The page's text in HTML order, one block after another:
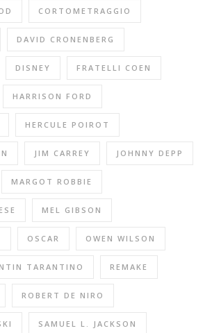
CORTOMETRAGGIO
DAVID CRONENBERG
DISNEY FRATELLI COEN
HARRISON FORD
HERCULE POIROT
JIM CARREY JOHNNY DEPP
MARGOT ROBBIE
MEL GIBSON
OSCAR OWEN WILSON
TARANTINO REMAKE
ROBERT DE NIRO
SAMUEL L. JACKSON